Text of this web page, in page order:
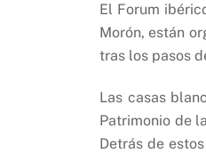
El Forum
Morón, están
tras los pasos
Las casas
Patrimonio de
Detrás de